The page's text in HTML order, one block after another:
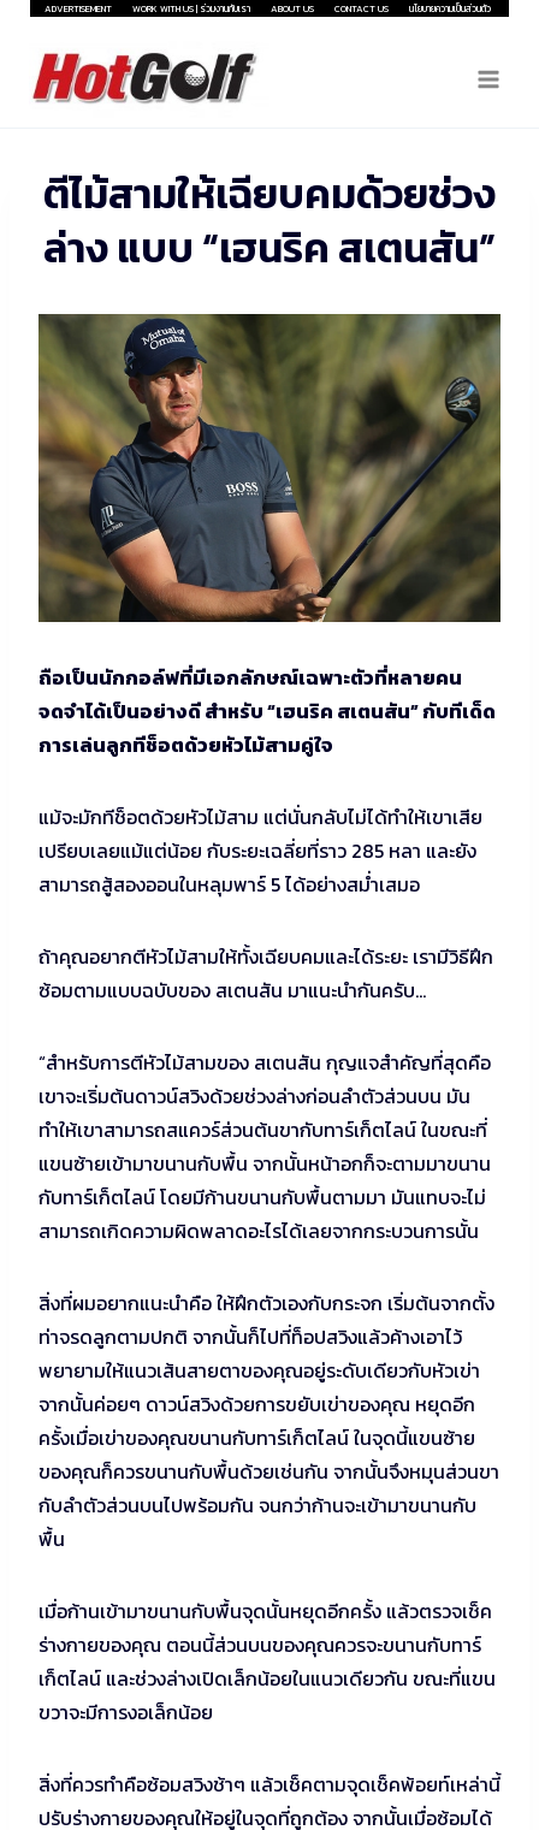
Skip
content
ADVERTISEMENT WORK WITH US | ร่วมงานกับเรา ABOUT US CONTACT US นโยบายความเป็นส่วนตัว
ตีไม้สามให้เฉียบคมด้วยช่วง
ล่าง แบบ “เฮนริค สเตนสัน”
ถือเป็นนักกอล์ฟที่มีเอกลักษณ์เฉพาะตัวที่หลายคน
จดจำได้เป็นอย่างดี สำหรับ “เฮนริค สเตนสัน” กับทีเด็ด
การเล่นลูกทีช็อตด้วยหัวไม้สามคู่ใจ
แม้จะมักทีช็อตด้วยหัวไม้สาม แต่นั่นกลับไม่ได้ทำให้เขาเสีย
เปรียบเลยแม้แต่น้อย กับระยะเฉลี่ยที่ราว 285 หลา และยัง
สามารถสู้สองออนในหลุมพาร์ 5 ได้อย่างสม่ำเสมอ
ถ้าคุณอยากตีหัวไม้สามให้ทั้งเฉียบคมและได้ระยะ เรามีวิธีฝึก
ซ้อมตามแบบฉบับของ สเตนสัน มาแนะนำกันครับ…
“สำหรับการตีหัวไม้สามของ สเตนสัน กุญแจสำคัญที่สุดคือ
เขาจะเริ่มต้นดาวน์สวิงด้วยช่วงล่างก่อนลำตัวส่วนบน มัน
ทำให้เขาสามารถสแควร์ส่วนต้นขากับทาร์เก็ตไลน์ ในขณะที่
แขนซ้ายเข้ามาขนานกับพื้น จากนั้นหน้าอกก็จะตามมาขนาน
กับทาร์เก็ตไลน์ โดยมีก้านขนานกับพื้นตามมา มันแทบจะไม่
สามารถเกิดความผิดพลาดอะไรได้เลยจากกระบวนการนั้น
สิ่งที่ผมอยากแนะนำคือ ให้ฝึกตัวเองกับกระจก เริ่มต้นจากตั้ง
ท่าจรดลูกตามปกติ จากนั้นก็ไปที่ท็อปสวิงแล้วค้างเอาไว้
พยายามให้แนวเส้นสายตาของคุณอยู่ระดับเดียวกับหัวเข่า
จากนั้นค่อยๆ ดาวน์สวิงด้วยการขยับเข่าของคุณ หยุดอีก
ครั้งเมื่อเข่าของคุณขนานกับทาร์เก็ตไลน์ ในจุดนี้แขนซ้าย
ของคุณก็ควรขนานกับพื้นด้วยเช่นกัน จากนั้นจึงหมุนส่วนขา
กับลำตัวส่วนบนไปพร้อมกัน จนกว่าก้านจะเข้ามาขนานกับ
พื้น
เมื่อก้านเข้ามาขนานกับพื้นจุดนั้นหยุดอีกครั้ง แล้วตรวจเช็ค
ร่างกายของคุณ ตอนนี้ส่วนบนของคุณควรจะขนานกับทาร์
เก็ตไลน์ และช่วงล่างเปิดเล็กน้อยในแนวเดียวกัน ขณะที่แขน
ขวาจะมีการงอเล็กน้อย
สิ่งที่ควรทำคือซ้อมสวิงช้าๆ แล้วเช็คตามจุดเช็คพ้อยท์เหล่านี้
ปรับร่างกายของคุณให้อยู่ในจุดที่ถูกต้อง จากนั้นเมื่อซ้อมได้